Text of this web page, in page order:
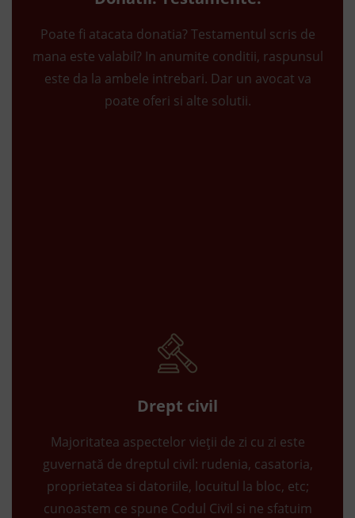
Poate fi atacata donatia? Testamentul scris de
mana este valabil? In anumite conditii, raspunsul
este da la ambele intrebari. Dar un avocat va
poate oferi si alte solutii.
Drept civil
Majoritatea aspectelor vieții de zi cu zi este
guvernată de dreptul civil: rudenia, casatoria,
proprietatea si datoriile, locuitul la bloc, etc;
cunoastem ce spune Codul Civil si ne sfatuim